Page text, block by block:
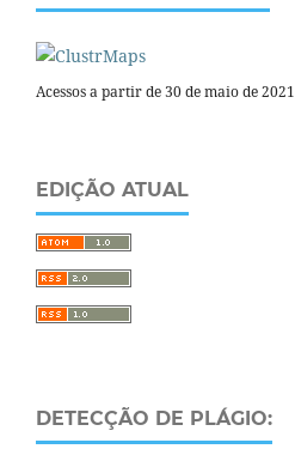
Acessos a partir de 30 de maio de 2021
EDIÇÃO ATUAL
DETECÇÃO DE PLÁGIO: